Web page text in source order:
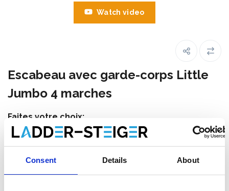
Consent Details About
Watch video
Escabeau avec garde-corps Little
Jumbo 4 marches
Faites votre choix:
Escabeau avec garde-corps Little Jumbo 4